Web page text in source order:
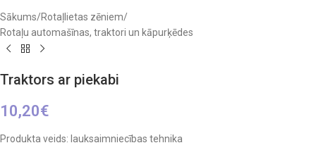
Sākums/Rotaļlietas zēniem/
Rotaļu automašīnas, traktori un kāpurķēdes
Traktors ar piekabi
10,20€
Produkta veids: lauksaimniecības tehnika